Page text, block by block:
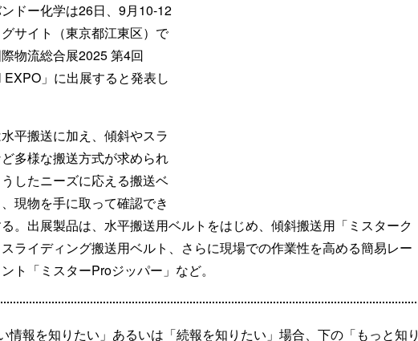
ドー化学は26日、9月10-12
サイト（東京都江東区）で
物流総合展2025 第4回
EXPO」に出展すると発表し
平搬送に加え、傾斜やスラ
多様な搬送方式が求められ
したニーズに応える搬送ベ
現物を手に取って確認でき
。出展製品は、水平搬送用ベルトをはじめ、傾斜搬送用「ミスターク
ライディング搬送用ベルト、さらに現場での作業性を高める簡易レー
ト「ミスターProジッパー」など。
情報を知りたい」あるいは「続報を知りたい」場合、下の「もっと知り